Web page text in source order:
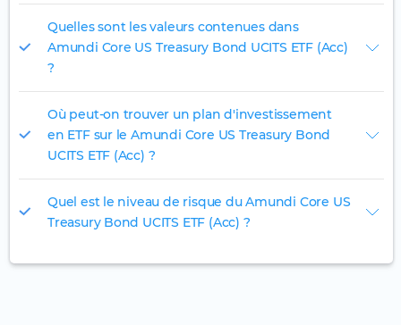
Quelles sont les valeurs contenues dans
Amundi Core US Treasury Bond UCITS ETF (Acc)
?
Où peut-on trouver un plan d'investissement
en ETF sur le Amundi Core US Treasury Bond
UCITS ETF (Acc) ?
Quel est le niveau de risque du Amundi Core US
Treasury Bond UCITS ETF (Acc) ?